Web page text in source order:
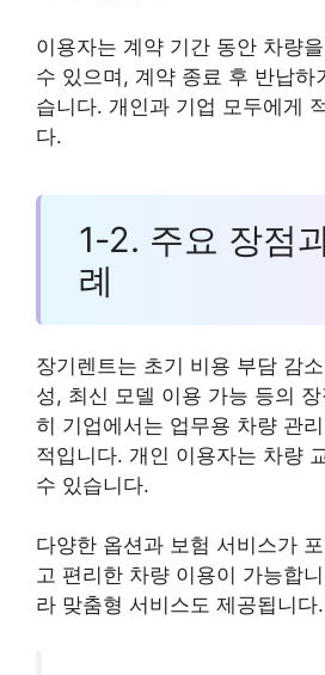
이용자는 계약 기간 동안 차량
수 있으며, 계약 종료 후 반납하
습니다. 개인과 기업 모두에게
다.
1-2. 주요 장점
례
장기렌트는 초기 비용 부담 감
성, 최신 모델 이용 가능 등의
히 기업에서는 업무용 차량 관
적입니다. 개인 이용자는 차량
수 있습니다.
다양한 옵션과 보험 서비스가
고 편리한 차량 이용이 가능합
라 맞춤형 서비스도 제공됩니다.